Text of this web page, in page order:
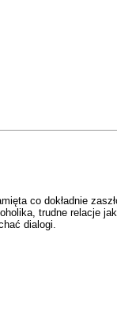
co dokładnie
trudne relacje
dialogi.